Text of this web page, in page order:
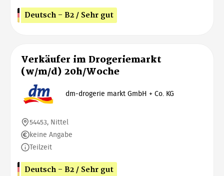
Deutsch - B2 / Sehr gut
Verkäufer im Drogeriemarkt
(w/m/d) 20h/Woche
dm-drogerie markt GmbH + Co. KG
54453, Nittel
keine Angabe
Teilzeit
Deutsch - B2 / Sehr gut